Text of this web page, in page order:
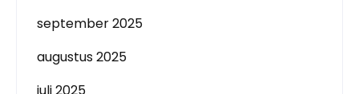
september 2025
augustus 2025